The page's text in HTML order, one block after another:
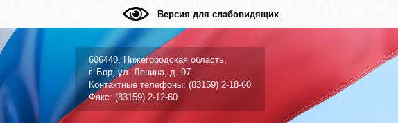
Версия для слабовидящих
606440, Нижегородская область,
г. Бор, ул. Ленина, д. 97
Контактные телефоны: (83159) 2-18-60
Факс: (83159) 2-12-60